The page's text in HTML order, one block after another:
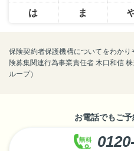
は ま
保険契約者保護機構についてをわか
険募集関連行為事業責任者 木口和信
ループ）
お電話でもご